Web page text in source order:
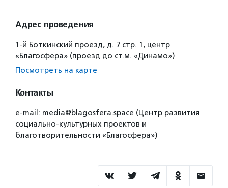
Адрес проведения
1-й Боткинский проезд, д. 7 стр. 1, центр
«Благосфера» (проезд до ст.м. «Динамо»)
Посмотреть на карте
Контакты
e-mail: media@blagosfera.space (Центр развития
социально-культурных проектов и
благотворительности «Благосфера»)